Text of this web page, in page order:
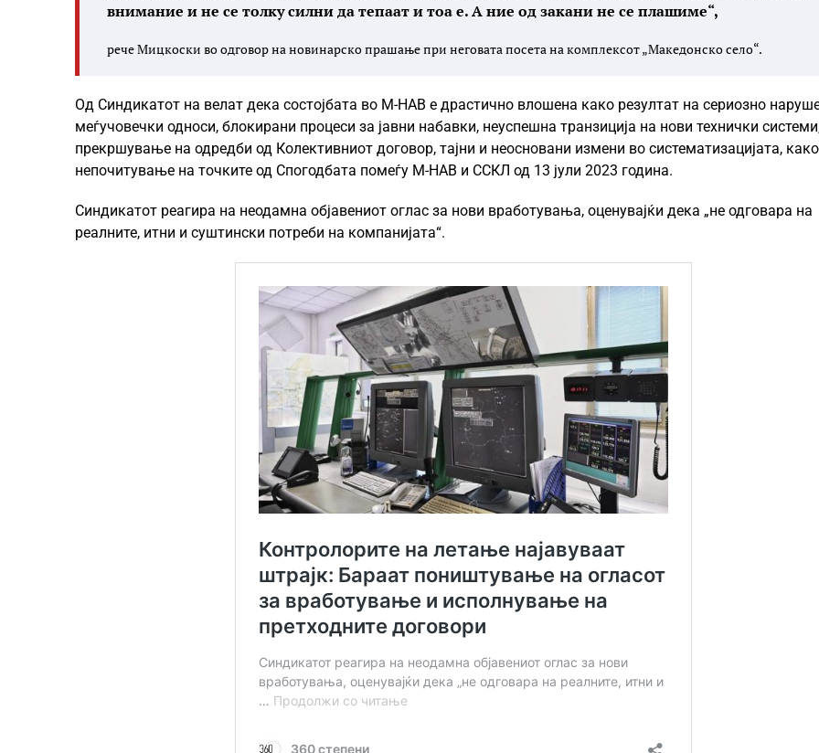
внимание и не се толку силни да тепаат и тоа е. А ние од закани не се плашиме“,
рече Мицкоски во одговор на новинарско прашање при неговата посета на комплексот „Македонско село“.
Од Синдикатот на велат дека состојбата во М-НАВ е драстично влошена како резултат на сериозно
меѓучовечки односи, блокирани процеси за јавни набавки, неуспешна транзиција на нови технички
прекршување на одредби од Колективниот договор, тајни и неосновани измени во систематизацијата,
непочитување на точките од Спогодбата помеѓу М-НАВ и ССКЛ од 13 јули 2023 година.
Синдикатот реагира на неодамна објавениот оглас за нови вработувања, оценувајќи дека „не одговара на
реалните, итни и суштински потреби на компанијата“.